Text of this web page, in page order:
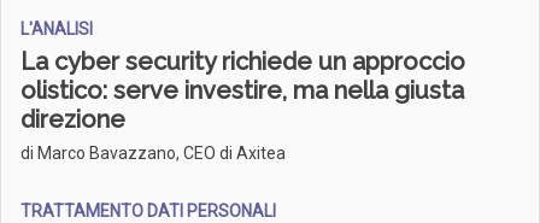
L'ANALISI
La cyber security richiede un approccio
olistico: serve investire, ma nella giusta
direzione
di Marco Bavazzano, CEO di Axitea
TRATTAMENTO DATI PERSONALI